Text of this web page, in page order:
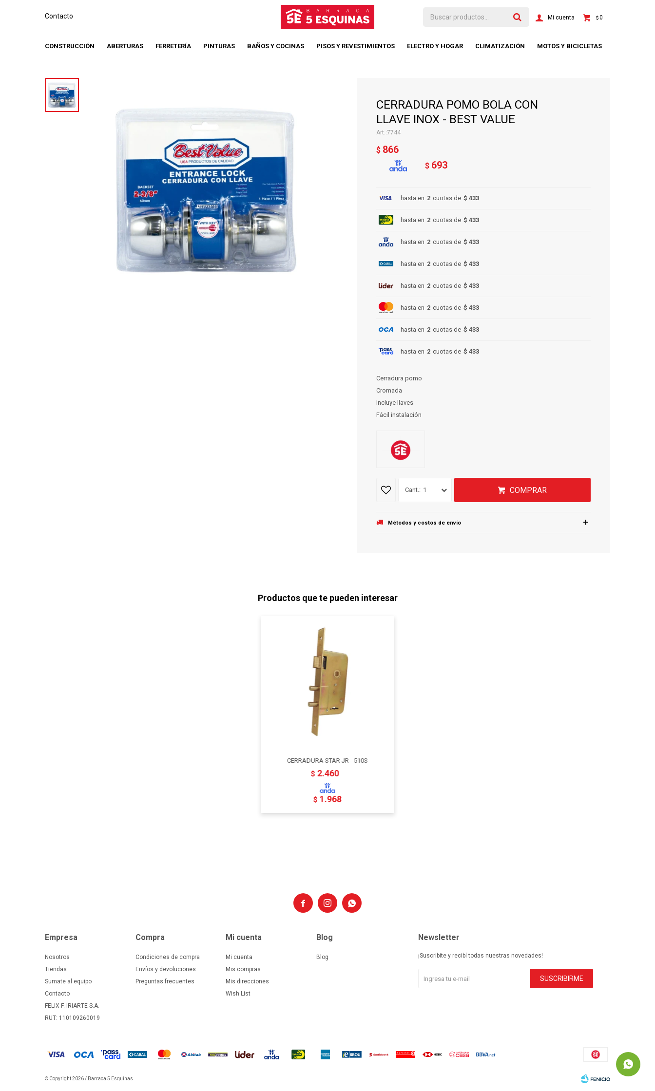
CONSTRUCCIÓN ABERTURAS FERRETERÍA PINTURAS BAÑOS Y COCINAS PISOS Y REVESTIMIENTOS ELECTRO Y HOGAR CLIMATIZACIÓN MOTOS Y BICICLETAS
$0
Contacto
CERRADURA POMO BOLA CON
LLAVE INOX - BEST VALUE
7744
$ 866
$ 693
hasta en 2 cuotas de $ 433
hasta en 2 cuotas de $ 433
hasta en 2 cuotas de $ 433
hasta en 2 cuotas de $ 433
hasta en 2 cuotas de $ 433
hasta en 2 cuotas de $ 433
hasta en 2 cuotas de $ 433
hasta en 2 cuotas de $ 433
Cerradura pomo
Cromada
Incluye llaves
Fácil instalación
1 COMPRAR
Métodos y costos de envío
Productos que te pueden interesar
CERRADURA STAR JR - 510S
$ 2.460
$ 1.968
  
Empresa
Nosotros
Tiendas
Sumate al equipo
Contacto
FELIX F. IRIARTE S.A.
RUT: 110109260019
Compra
Condiciones de compra
Envíos y devoluciones
Preguntas frecuentes
Mi cuenta
Mi cuenta
Mis compras
Mis direcciones
Wish List
Blog
Blog
Newsletter
¡Suscribite y recibí todas nuestras novedades!
SUSCRIBIRME
© Copyright 2026 / Barraca 5 Esquinas